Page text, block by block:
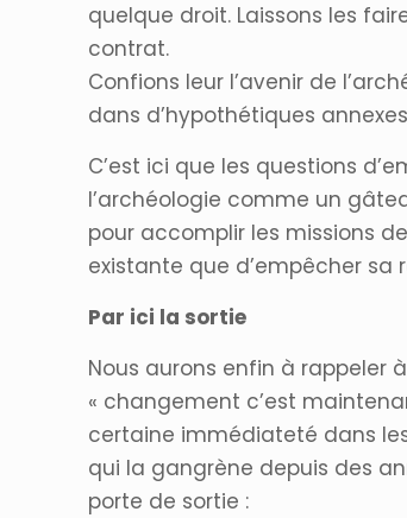
quelque droit. Laissons les
contrat.
Confions leur l’avenir de
dans d’hypothétiques
C’est ici que les questions
l’archéologie comme un
pour accomplir les missions
existante que d’empêcher sa
Par ici la sortie
Nous aurons enfin à rappeler
« changement c’est
certaine immédiateté dans
qui la gangrène depuis des
porte de sortie :